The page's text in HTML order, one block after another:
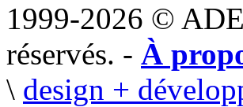
1999-2026 ©
réservés. - À
\ design +